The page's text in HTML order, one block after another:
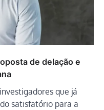
de delação e
que já
satisfatório para a